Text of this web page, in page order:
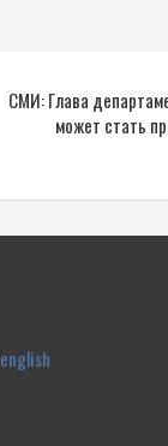
СМИ: Глава
может стать
english